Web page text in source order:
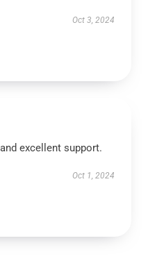
Oct 3, 2024
excellent support.
Oct 1, 2024